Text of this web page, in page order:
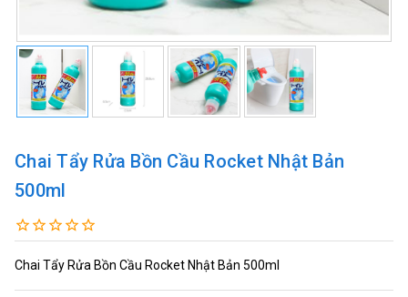
Chai Tẩy Rửa Bồn Cầu Rocket Nhật Bản
500ml
Chai Tẩy Rửa Bồn Cầu Rocket Nhật Bản 500ml